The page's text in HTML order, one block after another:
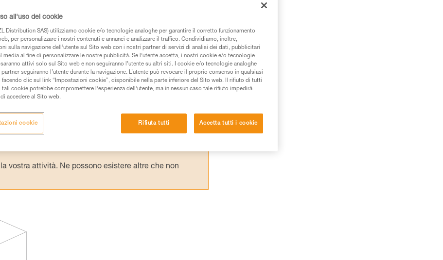
di lavoro su fune (progressione su un sistema
caduta (progressione sulla struttura con un
dei prodotti utilizzati in questo consiglio prima di
dell’istruzione tecnica per poter capire queste
una formazione ed un addestramento specifico.
di rifare la manovra, da soli, in piena sicurezza,
vostra attività. Ne possono esistere altre che non
all'uso dei cookie
Distribution SAS) utilizziamo cookie e/o tecnologie analoghe per garantire il corretto funzionamento
per personalizzare i nostri contenuti e annunci e analizzare il traffico. Condividiamo, inoltre,
sulla navigazione dell’utente sul Sito web con i nostri partner di servizi di analisi dei dati, pubblicitari
media al fine di personalizzare le nostre pubblicità. Se l’utente accetta, i nostri cookie e/o tecnologie
attivi solo sul Sito web e non seguiranno l’utente su altri siti. I cookie e/o tecnologie analoghe
seguiranno l’utente durante la navigazione. L’utente può revocare il proprio consenso in qualsiasi
facendo clic sul link “Impostazioni cookie”, disponibile nella parte inferiore del Sito web. Il rifiuto di tutti
tali cookie potrebbe compromettere l’esperienza dell’utente, ma in nessun caso tale rifiuto impedirà
di accedere al Sito web.
Rifiuta tutti Accetta tutti i cookie
cookie